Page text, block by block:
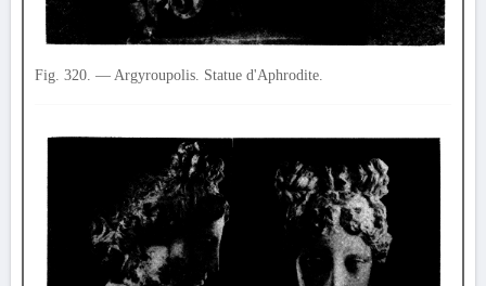
Fig. 320. — Argyroupolis. Statue d'Aphrodite.